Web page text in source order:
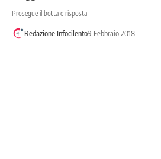
Prosegue il botta e risposta
Redazione Infocilento9 Febbraio 2018